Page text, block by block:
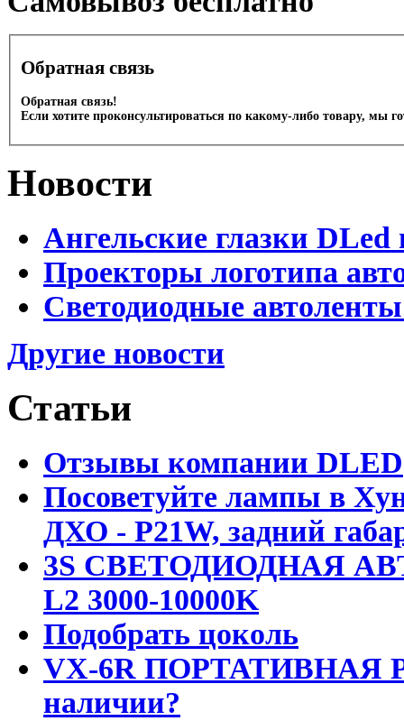
Обратная связь
Обратная связь!
Если хотите проконсультироваться по какому-либо товару, мы
Новости
Ангельские глазки DLed
Проекторы логотипа
Светодиодные
Другие новости
Статьи
Отзывы компании DLED
Посоветуйте лампы в
ДХО - P21W, задний
3S СВЕТОДИОДНАЯ
L2 3000-10000K
Подобрать цоколь
VX-6R ПОРТАТИВНАЯ
наличии?